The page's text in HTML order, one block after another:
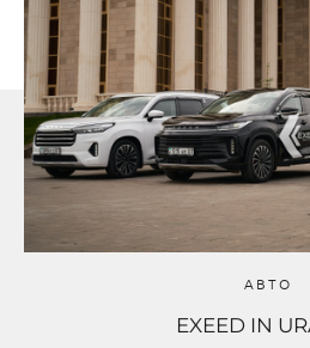
АВТО
EXEED IN